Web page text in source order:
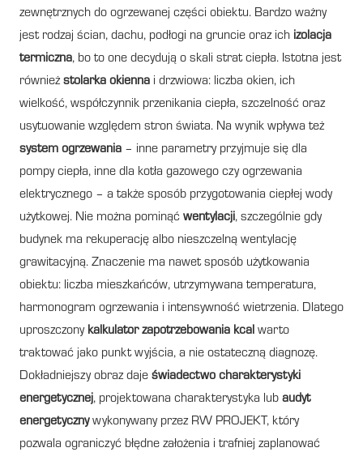
zewnętrznych do ogrzewanej części obiektu. Bardzo ważny
jest rodzaj ścian, dachu, podłogi na gruncie oraz ich izolacja
termiczna, bo to one decydują o skali strat ciepła. Istotna jest
również stolarka okienna i drzwiowa: liczba okien, ich
wielkość, współczynnik przenikania ciepła, szczelność oraz
usytuowanie względem stron świata. Na wynik wpływa też
system ogrzewania – inne parametry przyjmuje się dla
pompy ciepła, inne dla kotła gazowego czy ogrzewania
elektrycznego – a także sposób przygotowania ciepłej wody
użytkowej. Nie można pominąć wentylacji, szczególnie gdy
budynek ma rekuperację albo nieszczelną wentylację
grawitacyjną. Znaczenie ma nawet sposób użytkowania
obiektu: liczba mieszkańców, utrzymywana temperatura,
harmonogram ogrzewania i intensywność wietrzenia. Dlatego
uproszczony kalkulator zapotrzebowania kcal warto
traktować jako punkt wyjścia, a nie ostateczną diagnozę.
Dokładniejszy obraz daje świadectwo charakterystyki
energetycznej, projektowana charakterystyka lub audyt
energetycznywykonywany przez RW PROJEKT, który
pozwala ograniczyć błędne założenia i trafniej zaplanować